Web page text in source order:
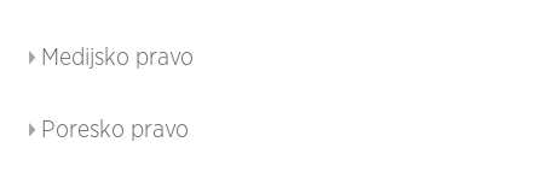
Medijsko pravo
Poresko pravo